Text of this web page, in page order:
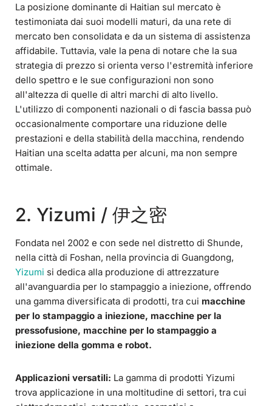
La posizione dominante di Haitian sul mercato è
testimoniata dai suoi modelli maturi, da una rete di
mercato ben consolidata e da un sistema di assistenza
affidabile. Tuttavia, vale la pena di notare che la sua
strategia di prezzo si orienta verso l'estremità inferiore
dello spettro e le sue configurazioni non sono
all'altezza di quelle di altri marchi di alto livello.
L'utilizzo di componenti nazionali o di fascia bassa può
occasionalmente comportare una riduzione delle
prestazioni e della stabilità della macchina, rendendo
Haitian una scelta adatta per alcuni, ma non sempre
ottimale.
2. Yizumi / 伊之密
Fondata nel 2002 e con sede nel distretto di Shunde,
nella città di Foshan, nella provincia di Guangdong,
Yizumi si dedica alla produzione di attrezzature
all'avanguardia per lo stampaggio a iniezione, offrendo
una gamma diversificata di prodotti, tra cui macchine
per lo stampaggio a iniezione, macchine per la
pressofusione, macchine per lo stampaggio a
iniezione della gomma e robot.
Applicazioni versatili: La gamma di prodotti Yizumi
trova applicazione in una moltitudine di settori, tra cui